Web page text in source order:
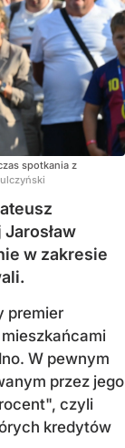
spotkania z
w zakresie
premier
mieszkańcami
W pewnym
przez jego
czyli
kredytów